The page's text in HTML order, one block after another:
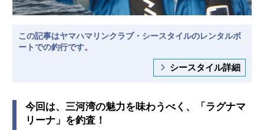
この記事はヤマハマリンクラブ・シースタイルのレンタルボ
ートでの釣行です。
シースタイル詳細
今回は、三河湾の魅力を味わうべく、「ラグナマ
リーナ」を釣査！